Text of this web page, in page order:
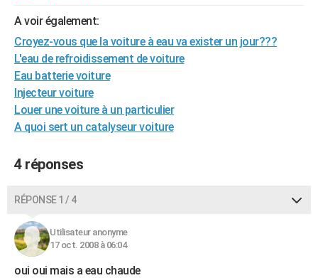
Guides de France
Escapades
Patrimoine
Expositions
Musées
Week-end nature
LIFESTYLE
Art de vivre
Bien-être
Loisirs
Mode
Modes de vie
SANTE
Alimentation
Guide de la santé
Maladies
Médicaments
Sommeil
VOYAGE
Destinations
City break
Voyage nature
Voyage de noces
Forum
Climat
PHOTO
Carte de Noël
Carte Bonne année
Carte Saint-Valentin
Carte Pâques
Carte d'anniversaire
DICTIONNAIRE
Dictionnaire
Biographies
Citations
Expressions
Proverbes
PROGRAMME TV
A voir également:
Croyez-vous que la voiture à eau va exister un jour???
L'eau de refroidissement de voiture
Eau batterie voiture
Injecteur voiture
Louer une voiture à un particulier
A quoi sert un catalyseur voiture
4 réponses
RÉPONSE 1 / 4
Utilisateur anonyme
17 oct. 2008 à 06:04
oui oui mais a eau chaude